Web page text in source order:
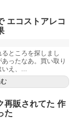
エコストアレコ
ところを探しまし
ったなあ。買い取り
いえ、...
再販されてた 作
た